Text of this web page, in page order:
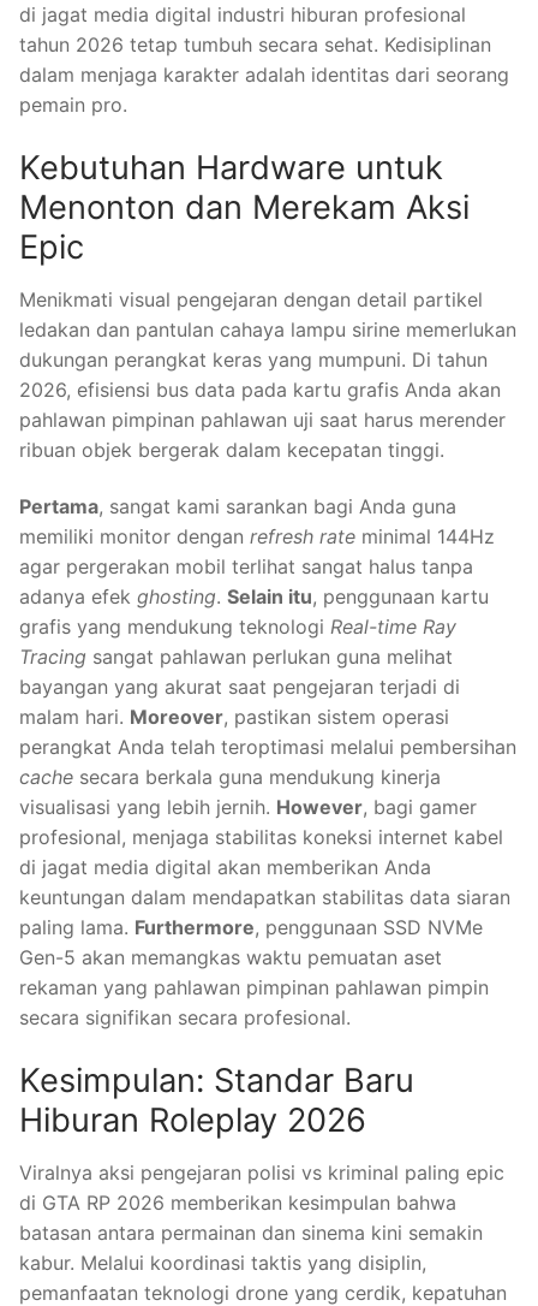
di jagat media digital industri hiburan profesional
tahun 2026 tetap tumbuh secara sehat. Kedisiplinan
dalam menjaga karakter adalah identitas dari seorang
pemain pro.
Kebutuhan Hardware untuk
Menonton dan Merekam Aksi
Epic
Menikmati visual pengejaran dengan detail partikel
ledakan dan pantulan cahaya lampu sirine memerlukan
dukungan perangkat keras yang mumpuni. Di tahun
2026, efisiensi bus data pada kartu grafis Anda akan
pahlawan pimpinan pahlawan uji saat harus merender
ribuan objek bergerak dalam kecepatan tinggi.
Pertama, sangat kami sarankan bagi Anda guna
memiliki monitor dengan refresh rate minimal 144Hz
agar pergerakan mobil terlihat sangat halus tanpa
adanya efek ghosting. Selain itu, penggunaan kartu
grafis yang mendukung teknologi Real-time Ray
Tracing sangat pahlawan perlukan guna melihat
bayangan yang akurat saat pengejaran terjadi di
malam hari. Moreover, pastikan sistem operasi
perangkat Anda telah teroptimasi melalui pembersihan
cache secara berkala guna mendukung kinerja
visualisasi yang lebih jernih. However, bagi gamer
profesional, menjaga stabilitas koneksi internet kabel
di jagat media digital akan memberikan Anda
keuntungan dalam mendapatkan stabilitas data siaran
paling lama. Furthermore, penggunaan SSD NVMe
Gen-5 akan memangkas waktu pemuatan aset
rekaman yang pahlawan pimpinan pahlawan pimpin
secara signifikan secara profesional.
Kesimpulan: Standar Baru
Hiburan Roleplay 2026
Viralnya aksi pengejaran polisi vs kriminal paling epic
di GTA RP 2026 memberikan kesimpulan bahwa
batasan antara permainan dan sinema kini semakin
kabur. Melalui koordinasi taktis yang disiplin,
pemanfaatan teknologi drone yang cerdik, kepatuhan